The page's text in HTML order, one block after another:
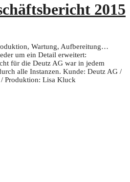
2015
Wartung, Aufbereitung…
um ein Detail erweitert:
für die Deutz AG war in jedem
alle Instanzen. Kunde: Deutz AG /
Produktion: Lisa Kluck